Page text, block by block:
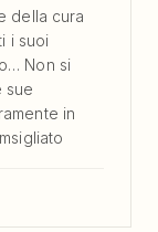
della cura
i suoi
Non si
sue
in